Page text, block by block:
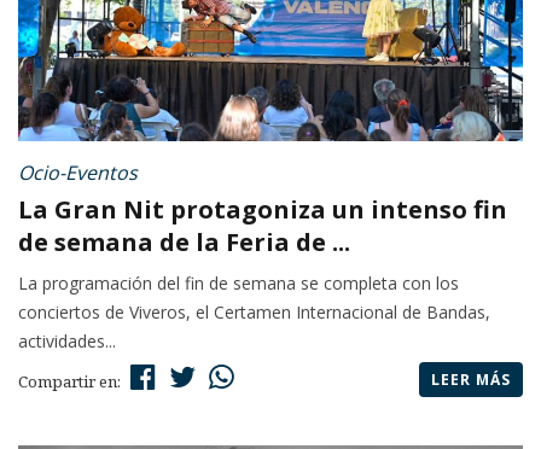
Ocio-Eventos
La Gran Nit protagoniza un intenso fin
de semana de la Feria de ...
La programación del fin de semana se completa con los
conciertos de Viveros, el Certamen Internacional de Bandas,
actividades...
Compartir en: LEER MÁS